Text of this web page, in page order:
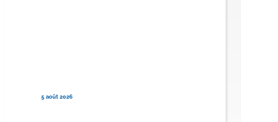
5 août 2026